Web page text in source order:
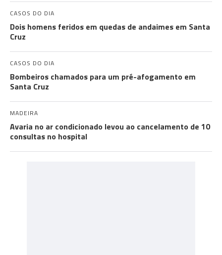
CASOS DO DIA
Dois homens feridos em quedas de andaimes em Santa
Cruz
CASOS DO DIA
Bombeiros chamados para um pré-afogamento em
Santa Cruz
MADEIRA
Avaria no ar condicionado levou ao cancelamento de 10
consultas no hospital